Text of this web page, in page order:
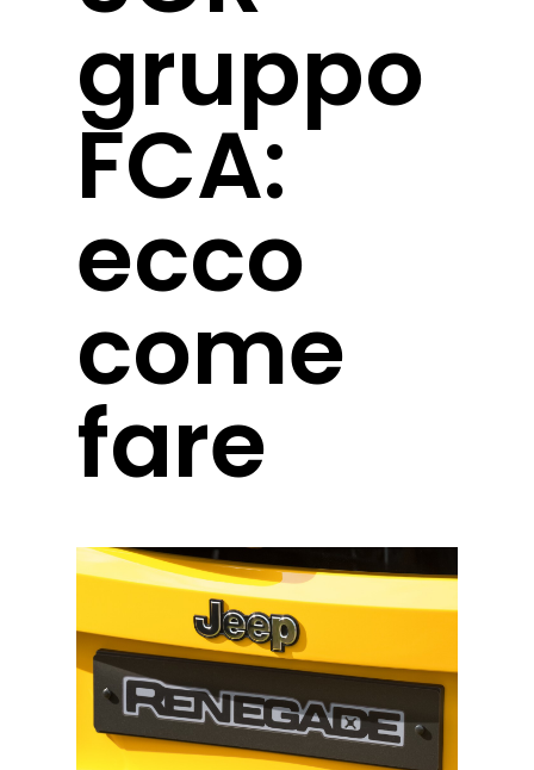
gruppo
FCA:
ecco
come
fare